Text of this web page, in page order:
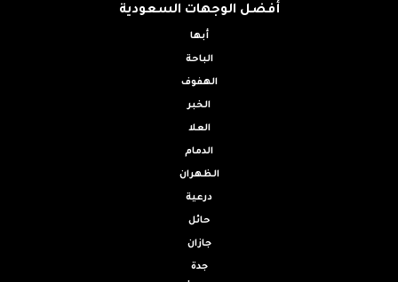
أفضل الوجهات السعودية
أبها
الباحة
الهفوف
الخبر
العلا
الدمام
الظهران
درعية
حائل
جازان
جدة